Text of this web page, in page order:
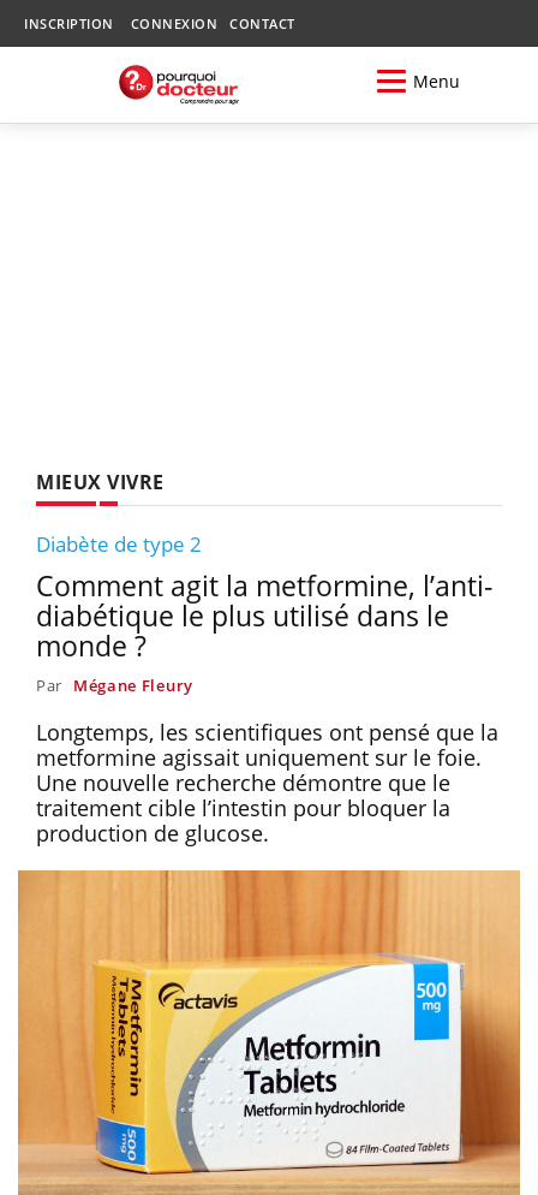
INSCRIPTION CONNEXION CONTACT
Menu
MIEUX VIVRE
Diabète de type 2
Comment agit la metformine, l’anti-
diabétique le plus utilisé dans le
monde ?
Par Mégane Fleury
Longtemps, les scientifiques ont pensé que la
metformine agissait uniquement sur le foie.
Une nouvelle recherche démontre que le
traitement cible l’intestin pour bloquer la
production de glucose.